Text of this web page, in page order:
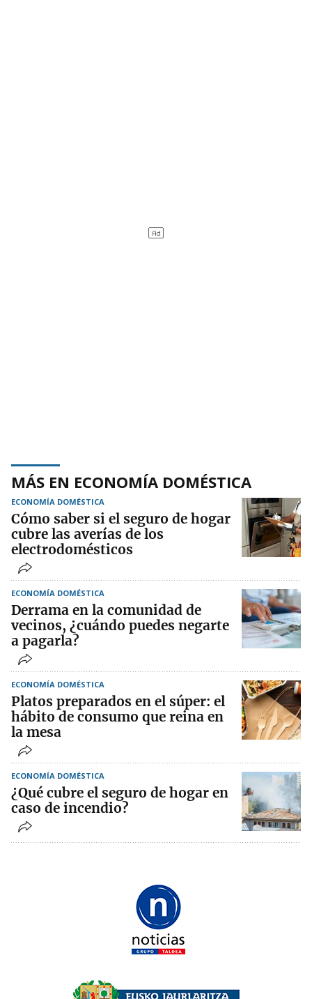
MÁS EN ECONOMÍA DOMÉSTICA
ECONOMÍA DOMÉSTICA
Cómo saber si el seguro de hogar
cubre las averías de los
electrodomésticos
ECONOMÍA DOMÉSTICA
Derrama en la comunidad de
vecinos, ¿cuándo puedes negarte
a pagarla?
ECONOMÍA DOMÉSTICA
Platos preparados en el súper: el
hábito de consumo que reina en
la mesa
ECONOMÍA DOMÉSTICA
¿Qué cubre el seguro de hogar en
caso de incendio?